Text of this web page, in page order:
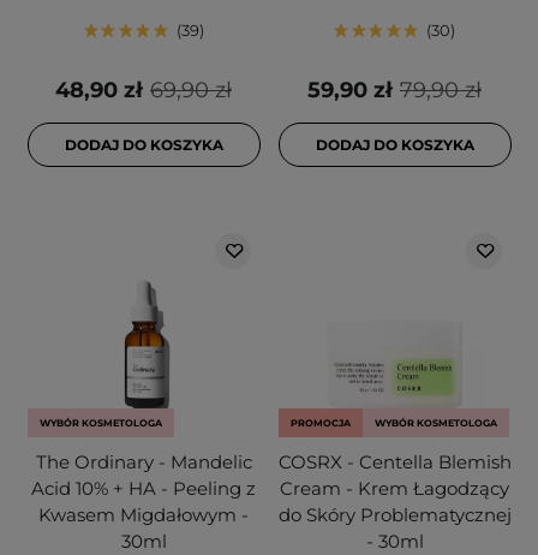
39
69,90 zł
48,90 zł
DODAJ DO KOSZYKA
30
79,90 zł
59,90 zł
DODAJ DO KOSZYKA
WYBÓR KOSMETOLOGA
The Ordinary - Mandelic
Acid 10% + HA - Peeling z
Kwasem Migdałowym -
30ml
PROMOCJA WYBÓR KOSMETOLOGA
COSRX - Centella Blemish
Cream - Krem Łagodzący
do Skóry Problematycznej
- 30ml